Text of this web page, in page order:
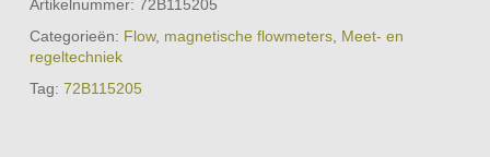
Artikelnummer: 72B115205
Categorieën: Flow, magnetische flowmeters, Meet- en
regeltechniek
Tag: 72B115205